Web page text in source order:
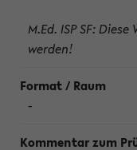
M.Ed. ISP SF:
werden!
-